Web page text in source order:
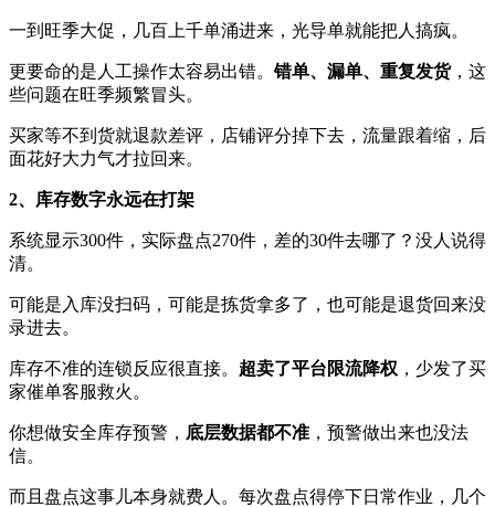
一到旺季大促，几百上千单涌进来，光导单就能把人搞疯。
更要命的是人工操作太容易出错。 错单、漏单、重复发货，这
些问题在旺季频繁冒头。
买家等不到货就退款差评，店铺评分掉下去，流量跟着缩，后
面花好大力气才拉回来。
2、库存数字永远在打架
系统显示300件，实际盘点270件，差的30件去哪了？没人说得
清。
可能是入库没扫码，可能是拣货拿多了，也可能是退货回来没
录进去。
库存不准的连锁反应很直接。 超卖了平台限流降权 ，少发了买
家催单客服救火。
你想做安全库存预警， 底层数据都不准 ，预警做出来也没法
信。
而且盘点这事儿本身就费人。每次盘点得停下日常作业，几个